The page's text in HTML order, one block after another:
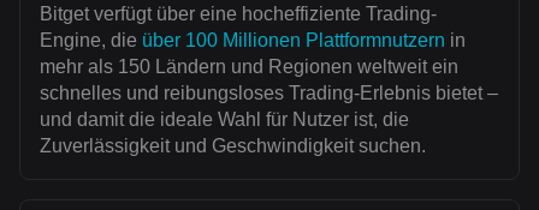
Bitget verfügt über eine hocheffiziente Trading-
Engine, die über 100 Millionen Plattformnutzern in
mehr als 150 Ländern und Regionen weltweit ein
schnelles und reibungsloses Trading-Erlebnis bietet –
und damit die ideale Wahl für Nutzer ist, die
Zuverlässigkeit und Geschwindigkeit suchen.